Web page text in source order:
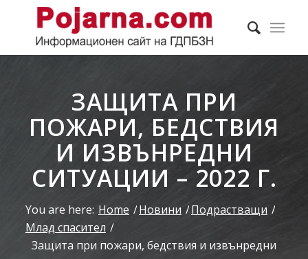
ЗАЩИТА ПРИ
ПОЖАРИ, БЕДСТВИЯ
И ИЗВЪНРЕДНИ
СИТУАЦИИ – 2022 Г.
You are here: Home /Новини /Подрастващи /
Млад спасител /
Защита при пожари, бедствия и извънредни